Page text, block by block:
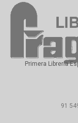
Primera Librería
91